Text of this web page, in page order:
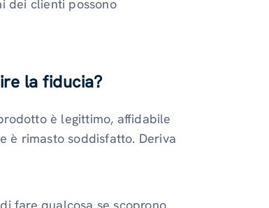
dei clienti possono
la fiducia?
è legittimo, affidabile
è rimasto soddisfatto. Deriva